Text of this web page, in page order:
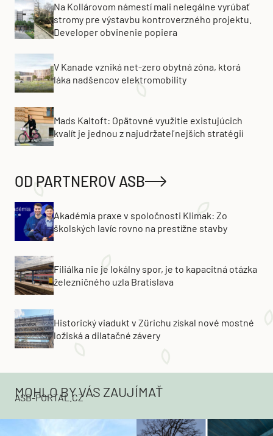
Na Kollárovom námestí mali nelegálne vyrúbať
stromy pre výstavbu kontroverzného projektu.
Developer obvinenie popiera
V Kanade vzniká net-zero obytná zóna, ktorá
láka nadšencov elektromobility
Mads Kaltoft: Opätovné využitie existujúcich
kvalít je jednou z najudržateľnejších stratégií
OD PARTNEROV ASB
Akadémia praxe v spoločnosti Klimak: Zo
školských lavíc rovno na prestížne stavby
Filiálka nie je lokálny spor, je to kapacitná otázka
železničného uzla Bratislava
Historický viadukt v Zürichu získal nové mostné
ložiská a dilatačné závery
MOHLO BY VÁS ZAUJÍMAŤ
ASB-PORTAL.CZ